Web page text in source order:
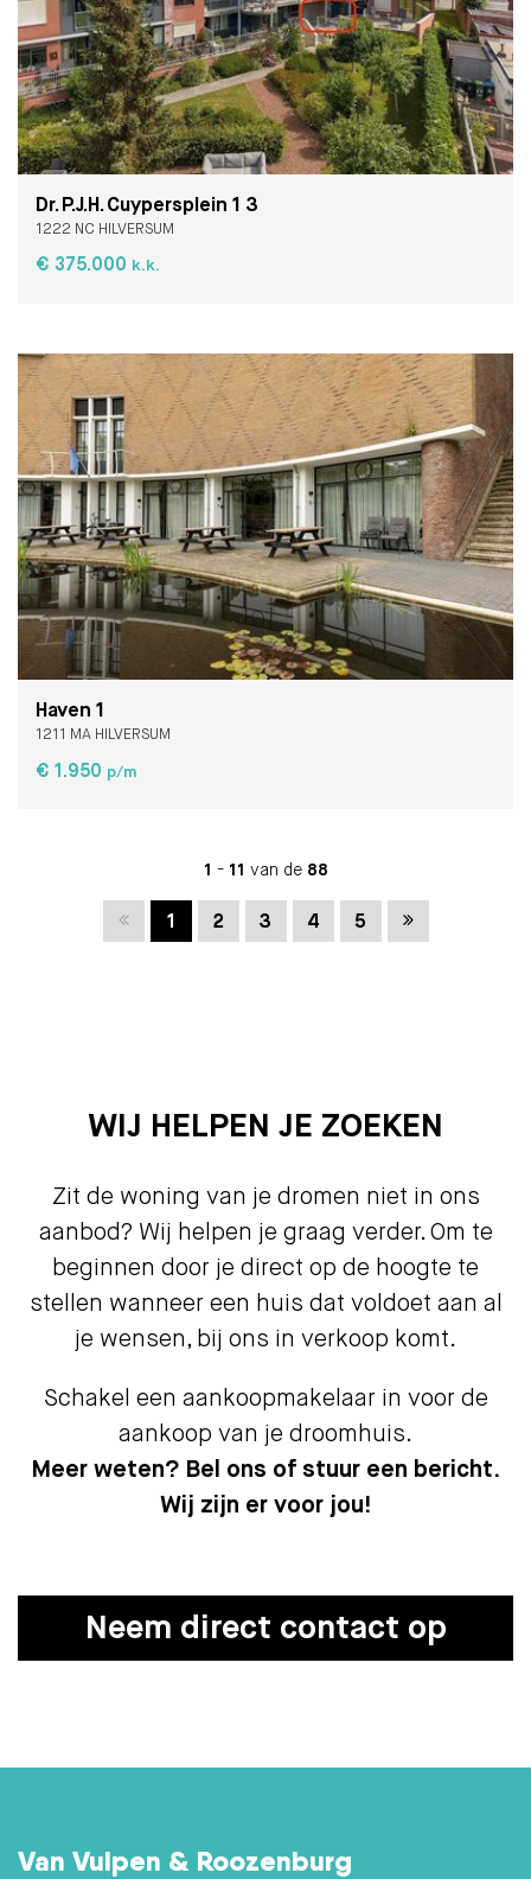
Dr. P.J.H. Cuypersplein 1 3
1222 NC HILVERSUM
€ 375.000 k.k.
Haven 1
1211 MA HILVERSUM
€ 1.950 p/m
1 - 11 van de 88
Vorige
1 2 3 4 5 Volgende
WIJ HELPEN JE ZOEKEN
Zit de woning van je dromen niet in ons
aanbod? Wij helpen je graag verder. Om te
beginnen door je direct op de hoogte te
stellen wanneer een huis dat voldoet aan al
je wensen, bij ons in verkoop komt.
Schakel een aankoopmakelaar in voor de
aankoop van je droomhuis.
Meer weten? Bel ons of stuur een bericht.
Wij zijn er voor jou!
Neem direct contact op
Van Vulpen & Roozenburg